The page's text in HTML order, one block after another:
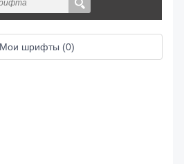
Мои шрифты (0)